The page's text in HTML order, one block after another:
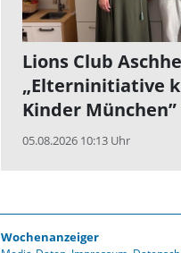
Lions Club
„Elterninitiative
Kinder München”
05.08.2026 10:13 Uhr
Wochenanzeiger